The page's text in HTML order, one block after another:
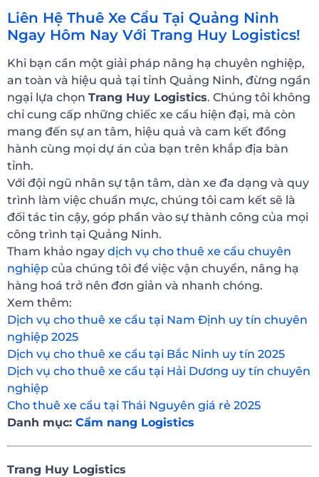
Liên Hệ Thuê Xe Cẩu Tại Quảng Ninh
Ngay Hôm Nay Với Trang Huy Logistics!
Khi bạn cần một giải pháp nâng hạ chuyên nghiệp,
an toàn và hiệu quả tại tỉnh Quảng Ninh, đừng ngần
ngại lựa chọn Trang Huy Logistics. Chúng tôi không
chỉ cung cấp những chiếc xe cẩu hiện đại, mà còn
mang đến sự an tâm, hiệu quả và cam kết đồng
hành cùng mọi dự án của bạn trên khắp địa bàn
tỉnh.
Với đội ngũ nhân sự tận tâm, dàn xe đa dạng và quy
trình làm việc chuẩn mực, chúng tôi cam kết sẽ là
đối tác tin cậy, góp phần vào sự thành công của mọi
công trình tại Quảng Ninh.
Tham khảo ngay dịch vụ cho thuê xe cẩu chuyên
nghiệp của chúng tôi để việc vận chuyển, nâng hạ
hàng hoá trở nên đơn giản và nhanh chóng.
Xem thêm:
Dịch vụ cho thuê xe cẩu tại Nam Định uy tín chuyên
nghiệp 2025
Dịch vụ cho thuê xe cẩu tại Bắc Ninh uy tín 2025
Dịch vụ cho thuê xe cẩu tại Hải Dương uy tín chuyên
nghiệp
Cho thuê xe cẩu tại Thái Nguyên giá rẻ 2025
Danh mục: Cẩm nang Logistics
Trang Huy Logistics